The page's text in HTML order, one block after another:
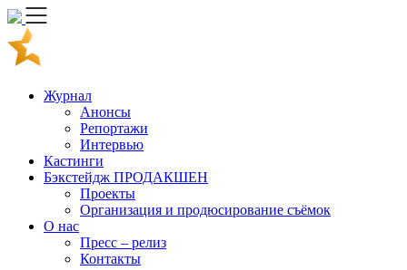
Skip
content
Журнал
Анонсы
Репортажи
Интервью
Кастинги
Бэкстейдж ПРОДАКШЕН
Проекты
Организация и продюсирование съёмок
О нас
Пресс – релиз
Контакты